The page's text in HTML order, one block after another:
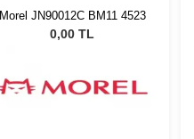
Morel JN90012C BM11 4523
0,00 TL